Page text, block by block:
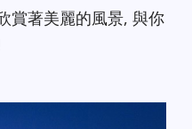
賞著美麗的風景, 與你